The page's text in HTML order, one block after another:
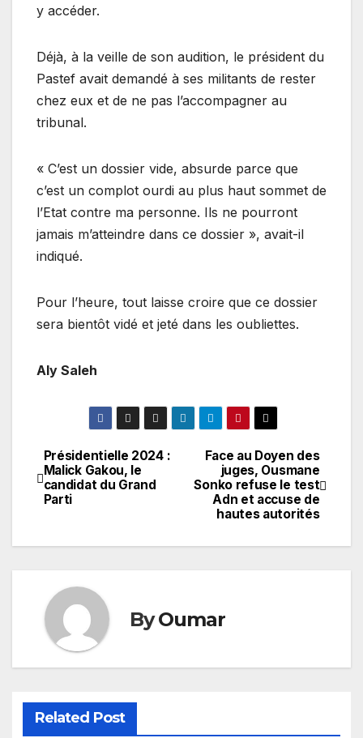
y accéder.
Déjà, à la veille de son audition, le président du
Pastef avait demandé à ses militants de rester
chez eux et de ne pas l’accompagner au
tribunal.
« C’est un dossier vide, absurde parce que
c’est un complot ourdi au plus haut sommet de
l’Etat contre ma personne. Ils ne pourront
jamais m’atteindre dans ce dossier », avait-il
indiqué.
Pour l’heure, tout laisse croire que ce dossier
sera bientôt vidé et jeté dans les oubliettes.
Aly Saleh
Navigation
de
Face au Doyen des
juges, Ousmane
Sonko refuse le test
Adn et accuse de
hautes autorités
Présidentielle 2024 :
Malick Gakou, le
candidat du Grand
Parti
ByOumar
Related Post